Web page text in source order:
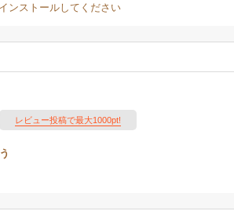
ンストールしてください
レビュー投稿で最大1000pt!